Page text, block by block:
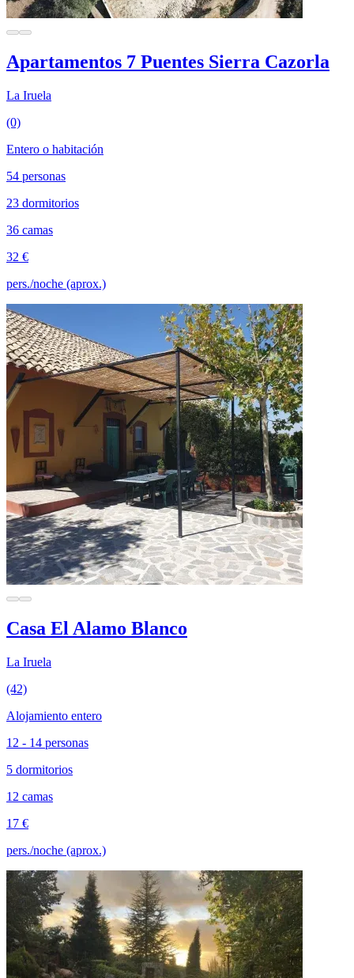
Apartamentos 7 Puentes Sierra Cazorla
La Iruela
(0)
Entero o habitación
54 personas
23 dormitorios
36 camas
32 €
pers./noche (aprox.)
Casa El Alamo Blanco
La Iruela
(42)
Alojamiento entero
12 - 14 personas
5 dormitorios
12 camas
17 €
pers./noche (aprox.)